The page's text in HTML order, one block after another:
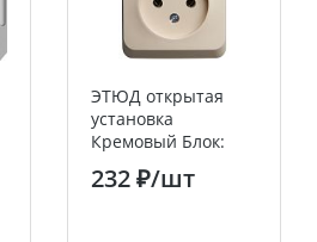
ЭТЮД открытая
установка
Кремовый Блок:
Розетка без
заземления +
232 ₽/шт